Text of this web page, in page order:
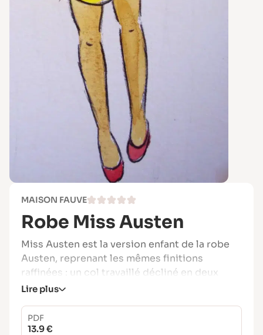
MAISON FAUVE
Robe Miss Austen
Miss Austen est la version enfant de la robe
Austen, reprenant les mêmes finitions
raffinées : un col travaillé décliné en deux
styles (festons en forme de pétales ou
boutonnage sur l’épaule.
Lire plus
PDF
13.9 €